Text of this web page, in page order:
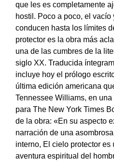
que les es completamente
hostil. Poco a poco, el
conducen hasta los límites
protector es la obra más
una de las cumbres de la
siglo XX. Traducida
incluye hoy el prólogo
última edición americana
Tennessee Williams, en
para The New York Times
de la obra: «En su aspecto
narración de una
interno, El cielo protector es
aventura espiritual del